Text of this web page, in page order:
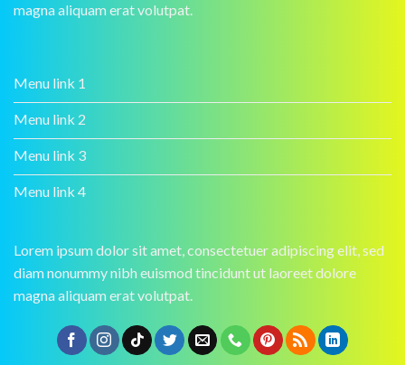
magna aliquam erat volutpat.
Menu link 1
Menu link 2
Menu link 3
Menu link 4
Lorem ipsum dolor sit amet, consectetuer adipiscing elit, sed
diam nonummy nibh euismod tincidunt ut laoreet dolore
magna aliquam erat volutpat.